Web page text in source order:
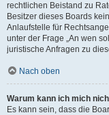
rechtlichen Beistand zu
Besitzer dieses Boards
Anlaufstelle für
unter der Frage „An wen
juristische Anfragen zu
Nach oben
Warum kann ich mich
Es kann sein, dass die